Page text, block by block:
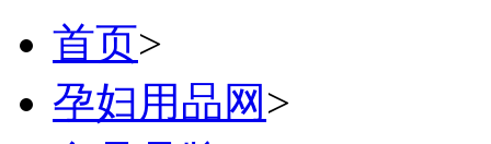
首页>
孕妇用品网 >